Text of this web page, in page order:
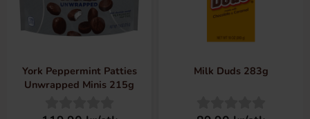
York Peppermint Patties
Unwrapped Minis 215g
Milk Duds 283g